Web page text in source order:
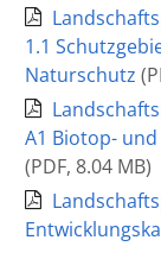
1.1
Naturschutz (
A1 Biotop-
(PDF, 8.04 MB)